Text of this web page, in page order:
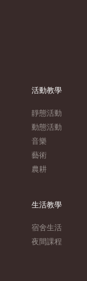
活動教學
靜態活動
動態活動
音樂
藝術
農耕
生活教學
宿舍生活
夜間課程